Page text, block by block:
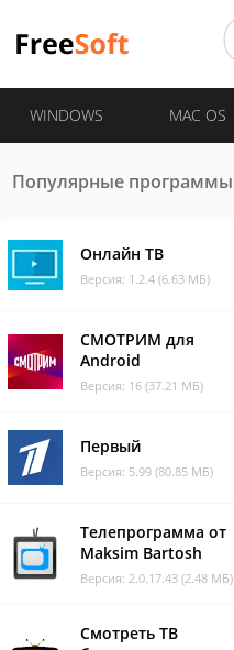
WINDOWS MAC OS
Популярные программы
Онлайн ТВ
Версия: 1.2.4 (6.63 МБ)
СМОТРИМ для
Android
Версия: 16 (37.21 МБ)
Первый
Версия: 5.99 (80.85 МБ)
Телепрограмма от
Maksim Bartosh
Версия: 2.0.17.43 (2.48 МБ)
Смотреть ТВ